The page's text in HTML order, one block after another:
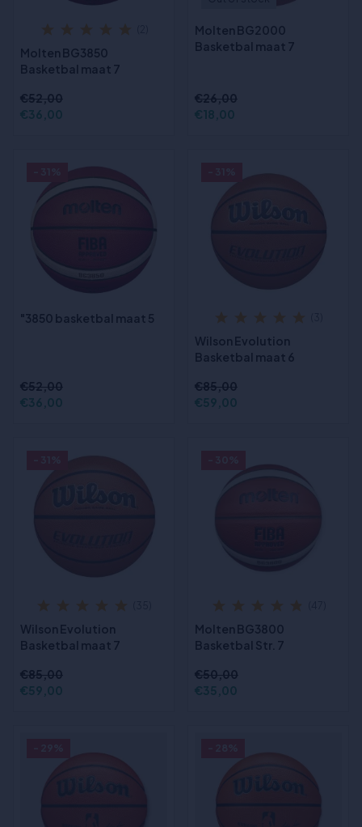
Molten BG3850
Basketbal maat 7
€52,00
€36,00
Molten BG2000
Basketbal maat 7
€26,00
€18,00
"3850 basketbal maat 5
€52,00
€36,00
Wilson Evolution
Basketbal maat 6
€85,00
€59,00
Wilson Evolution
Basketbal maat 7
€85,00
€59,00
Molten BG3800
Basketbal Str. 7
€50,00
€35,00